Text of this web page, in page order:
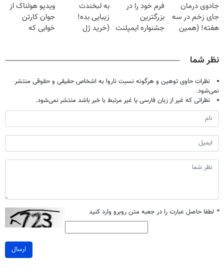
میلیون تومان!!!
خانگی
تحمل میکنی؟❗
الان ثبت نام کن
جادوی درمان
جای زخم در سه
هفته! (همین
فرم خود را در
بزرگترین
جشنواره ایمپلنت
به لبخندت
زیبایی بده!
(خرید ژل
با40%تخفیف)
ویدیو هولناک از
جوان کارتن
خوابی که
نظر شما
نظرات حاوی توهین و هرگونه نسبت ناروا به اشخاص حقیقی و حقوقی منتشر
نمی‌شود.
نظراتی که غیر از زبان فارسی یا غیر مرتبط با خبر باشد منتشر نمی‌شود.
* لطفا حاصل عبارت را در جعبه متن روبرو وارد کنید
ارسال